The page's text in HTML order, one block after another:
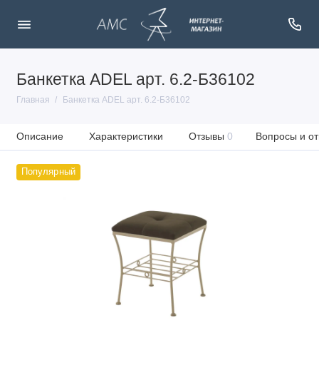
Банкетка ADEL арт. 6.2-Б36102
Главная Банкетка ADEL арт. 6.2-Б36102
Описание Характеристики Отзывы 0 Вопросы и
Популярный